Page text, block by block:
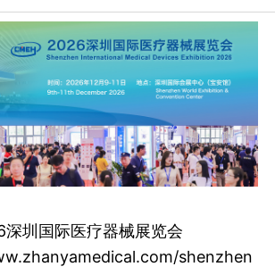
深圳国际医疗器械展览会
shenzhen